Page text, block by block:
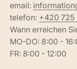
email:
telefon: +420 725
Wann erreichen
MO-DO: 8:00 -
FR: 8:00 - 12:00